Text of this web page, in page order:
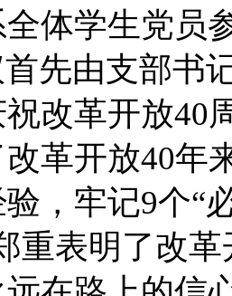
体学生党员
由支部书记
改革开放40
革开放40年
，牢记9个“
重表明了改